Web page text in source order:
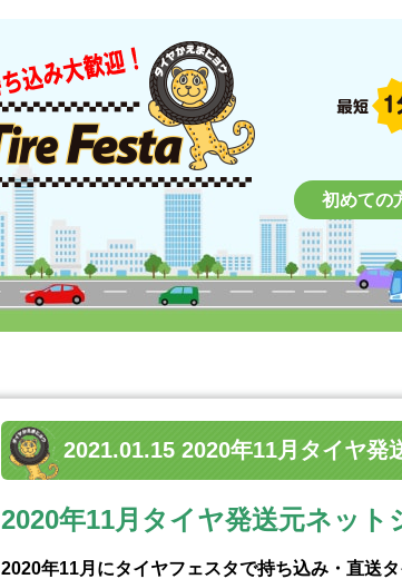
初めての
2021.01.15 2020年11月タイヤ発
2020年11月タイヤ発送元ネッ
2020年11月にタイヤフェスタで持ち込み・直送